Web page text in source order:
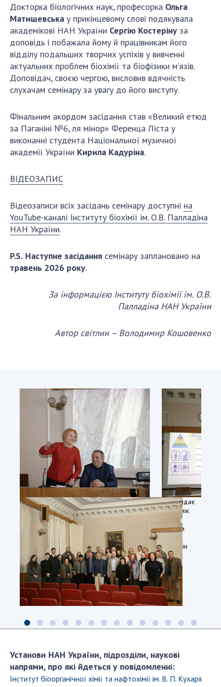
Докторка біологічних наук, професорка Ольга
Матишевська у прикінцевому слові подякувала
академікові НАН України Сергію Костеріну за
доповідь і побажала йому й працівникам його
відділу подальших творчих успіхів у вивченні
актуальних проблем біохімії та біофізики м’язів.
Доповідач, своєю чергою, висловив вдячність
слухачам семінару за увагу до його виступу.
Фінальним акордом засідання став «Великий етюд
за Паганіні №6, ля мінор» Ференца Ліста у
виконанні студента Національної музичної
академії України Кирила Кадуріна.
ВІДЕОЗАПИС
Відеозаписи всіх засідань семінару доступні на
YouTube-каналі Інституту біохімії ім. О.В. Палладіна
НАН України.
P.S. Наступне засідання семінару заплановано на
травень 2026 року.
За інформацією Інституту біохімії ім. О.В.
Палладіна НАН України
Автор світлин – Володимир Кошовенко
Докторка
біологічних
професорка
Матишевська
відкриває
семінарське
засідання
Доповідає
академік
України
Костерін
фото
учасників
згадку
про
це
засідання
Установи НАН України, підрозділи, наукові
напрями, про які йдеться у повідомленні:
Інститут біоорганічної хімії та нафтохімії ім. В. П. Кухаря